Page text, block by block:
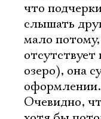
что
слышать
мало
отсутствует
озеро), она
оформлении.
Очевидно,